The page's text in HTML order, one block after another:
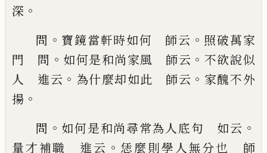
深 。
問 。 寶鏡當軒時如何 師云 。 照破萬家
門 問 。 如何是和尚家風 師云 。 不欲說似
人 進云 。 為什麼却如此 師云 。 家醜不外
揚 。
問 。 如何是和尚尋常為人底句 如云 。
量才補職 進云 。 恁麼則學人無分也 師